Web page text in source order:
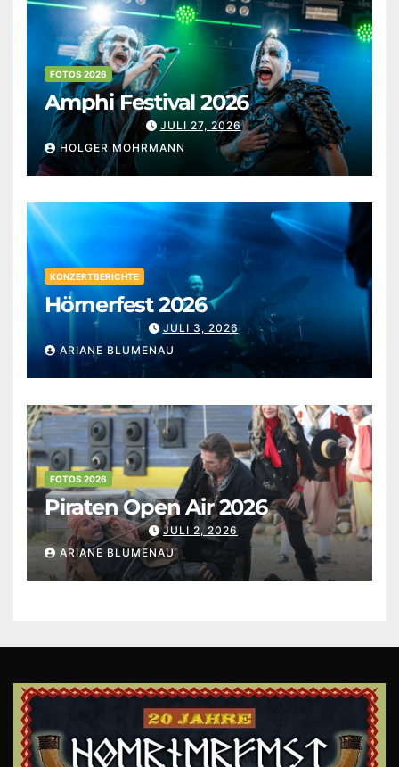
FOTOS 2026
Amphi Festival 2026
JULI 27, 2026
HOLGER MOHRMANN
KONZERTBERICHTE
Hörnerfest 2026
JULI 3, 2026
ARIANE BLUMENAU
FOTOS 2026
Piraten Open Air 2026
JULI 2, 2026
ARIANE BLUMENAU